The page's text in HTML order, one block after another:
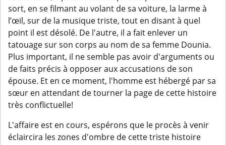
sort, en se filmant au volant de sa voiture, la larme à
l’œil, sur de la musique triste, tout en disant à quel
point il est désolé. De l'autre, il a fait enlever un
tatouage sur son corps au nom de sa femme Dounia.
Plus important, il ne semble pas avoir d'arguments ou
de faits précis à opposer aux accusations de son
épouse. Et en ce moment, l'homme est hébergé par sa
sœur en attendant de tourner la page de cette histoire
très conflictuelle!
L'affaire est en cours, espérons que le procès à venir
éclaircira les zones d'ombre de cette triste histoire